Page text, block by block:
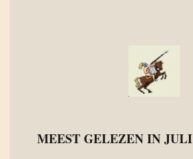
MEEST GELEZEN IN JULI